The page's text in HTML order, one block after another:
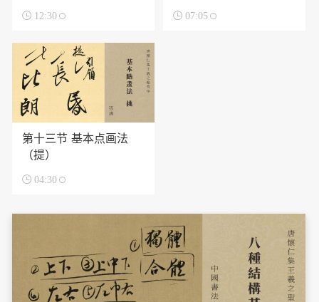
 12:30  07:05
第十三节 基本点画法
（提）
 04:30